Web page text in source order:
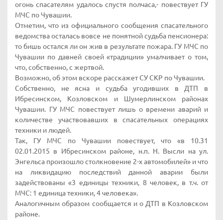
огонь спасателям удалось спустя полчаса,- повествует ГУ
МЧС по Чувашии.
Отметим, что из официального сообщения спасательного
ведомства осталась вовсе не понятной судьба пенсионера:
то бишь остался ли он жив в результате пожара. ГУ МЧС по
Чувашии по давней своей «традиции» умалчивает о том,
что, собственно, с жертвой.
Возможно, об этом вскоре расскажет СУ СКР по Чувашии.
Собственно, не ясна и судьба угодивших в ДТП в
Ибресинском, Козловском и Шумерлинском районах
Чувашии. ГУ МЧС повествует лишь о времени аварий и
количестве участвовавших в спасательных операциях
техники и людей.
Так, ГУ МЧС по Чувашии повествует, что «в 10.31
02.01.2015 в Ибресинском районе, н.п. Н. Высли на ул.
Энгельса произошло столкновение 2-х автомобилей» и что
на ликвидацию последствий данной аварии были
задействованы «3 единицы техники, 8 человек, в т.ч. от
МЧС: 1 единица техники, 4 человека».
Аналогичным образом сообщается и о ДТП в Козловском
районе.